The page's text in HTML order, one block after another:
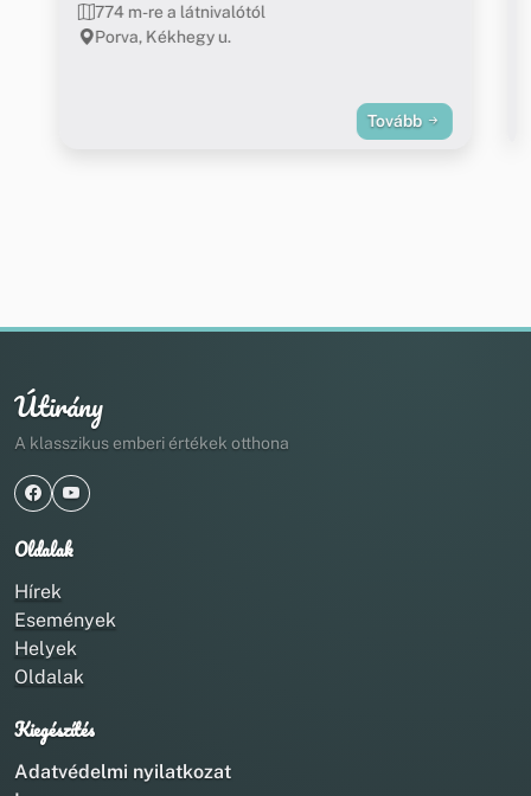
774 m-re a látnivalótól
Porva, Kékhegy u.
Tovább
Útirány
A klasszikus emberi értékek otthona
Oldalak
Hírek
Események
Helyek
Oldalak
Kiegészítés
Adatvédelmi nyilatkozat